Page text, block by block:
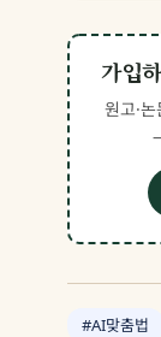
가입
원고·
#AI맞춤법